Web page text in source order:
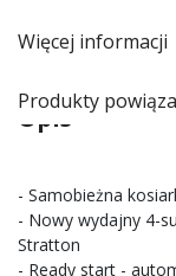
Więcej informacji
Produkty
Opis
- Samobieżna
- Nowy wydajny 4-
Stratton
- Ready start -